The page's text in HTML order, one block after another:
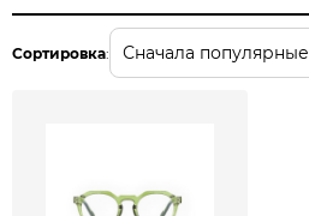
Сортировка: Сначала популярные